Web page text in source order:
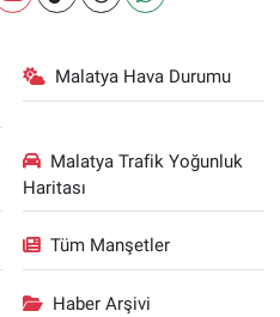
Malatya Hava Durumu
Malatya Trafik Yoğunluk
Haritası
Tüm Manşetler
Haber Arşivi